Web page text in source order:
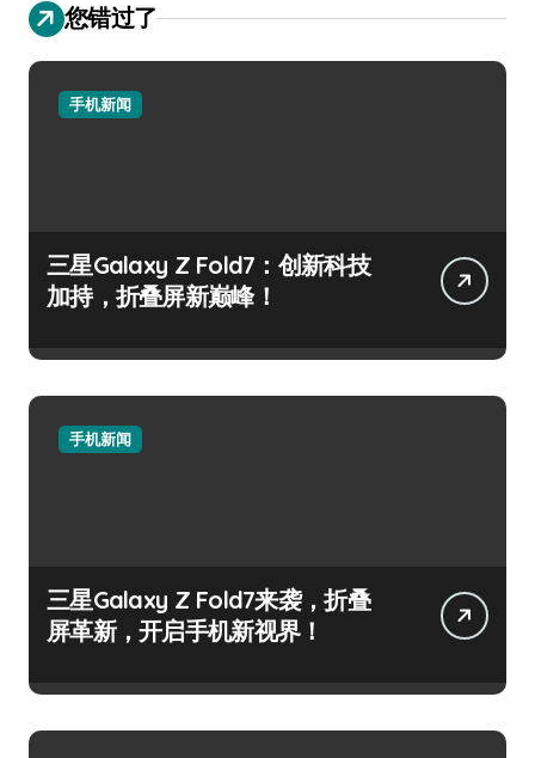
您错过了
手机新闻
三星Galaxy Z Fold7：创新科技
加持，折叠屏新巅峰！
手机新闻
三星Galaxy Z Fold7来袭，折叠
屏革新，开启手机新视界！